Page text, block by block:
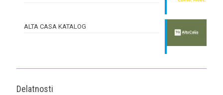
ALTA CASA KATALOG
Delatnosti